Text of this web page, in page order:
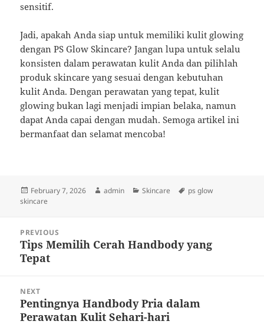
sensitif.
Jadi, apakah Anda siap untuk memiliki kulit glowing
dengan PS Glow Skincare? Jangan lupa untuk selalu
konsisten dalam perawatan kulit Anda dan pilihlah
produk skincare yang sesuai dengan kebutuhan
kulit Anda. Dengan perawatan yang tepat, kulit
glowing bukan lagi menjadi impian belaka, namun
dapat Anda capai dengan mudah. Semoga artikel ini
bermanfaat dan selamat mencoba!
Posted
on
February 7, 2026 Author
admin Categories
Skincare Tags
ps glow
skincare
navigation
PREVIOUS
Previous
post:
Tips Memilih Cerah Handbody yang
Tepat
NEXT
Next
post:
Pentingnya Handbody Pria dalam
Perawatan Kulit Sehari-hari